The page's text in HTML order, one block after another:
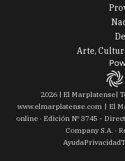
Arte,
2026| El Marplatense|
www.elmarplatense.com
El
online · Edición Nº 3745 -
Company S.A. ·
AyudaPrivacidad